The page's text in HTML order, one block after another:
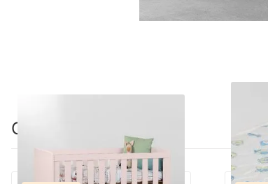
Combinação perfeita